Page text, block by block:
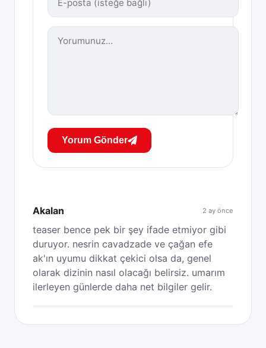
Yorum Gönder
Akalan 2 ay önce
teaser bence pek bir şey ifade etmiyor gibi
duruyor. nesrin cavadzade ve çağan efe
ak'ın uyumu dikkat çekici olsa da, genel
olarak dizinin nasıl olacağı belirsiz. umarım
ilerleyen günlerde daha net bilgiler gelir.